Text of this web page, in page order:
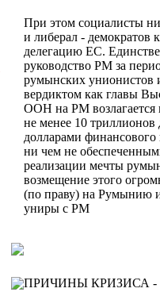
При этом социалисты
и либерал - демократов
делегацию ЕС.
руководство РМ за
румынских унионистов
вердиктом как главы
ООН на РМ возлагается
не менее 10
долларами финансового
ни чем не
реализации мечты
возмещение этого
(по праву) на Румынию
униры с РМ
ПРИЧИНЫ КРИЗИСА -